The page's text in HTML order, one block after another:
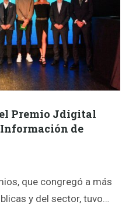
el Premio Jdigital
Información de
que congregó a más
y del sector, tuvo…